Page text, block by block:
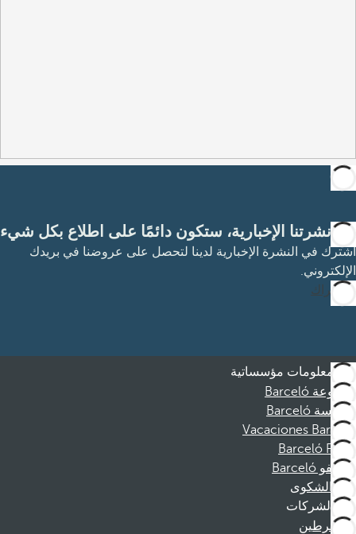
مع نشرتنا الإخبارية، ستكون دائمًا على اطلاع بكل شيء
اشترك في النشرة الإخبارية لدينا لتحصل على عروضنا في بريدك
الإلكتروني.
الاشتراك
معلومات مؤسساتية
مجموعة Barceló
مؤسسة Barceló
Vacaciones Barceló
Barceló Films
موظفو Barceló
قناة الشكوى
الشركات
المنخرطين